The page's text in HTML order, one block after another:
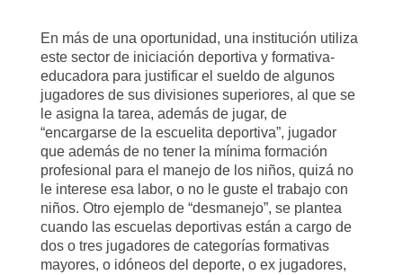
En más de una oportunidad, una institución utiliza
este sector de iniciación deportiva y formativa-
educadora para justificar el sueldo de algunos
jugadores de sus divisiones superiores, al que se
le asigna la tarea, además de jugar, de
“encargarse de la escuelita deportiva”, jugador
que además de no tener la mínima formación
profesional para el manejo de los niños, quizá no
le interese esa labor, o no le guste el trabajo con
niños. Otro ejemplo de “desmanejo”, se plantea
cuando las escuelas deportivas están a cargo de
dos o tres jugadores de categorías formativas
mayores, o idóneos del deporte, o ex jugadores,